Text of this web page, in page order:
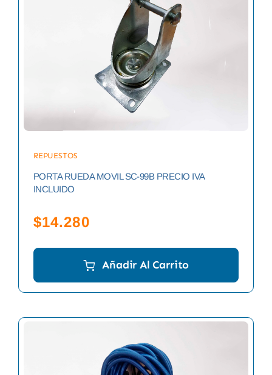
REPUESTOS
PORTA RUEDA MOVIL SC-99B PRECIO IVA
INCLUIDO
$14.280
Añadir Al Carrito